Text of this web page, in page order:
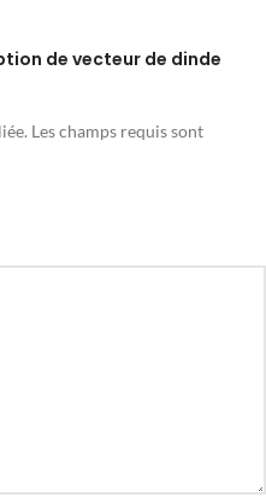
de vecteur de dinde
Les champs requis sont